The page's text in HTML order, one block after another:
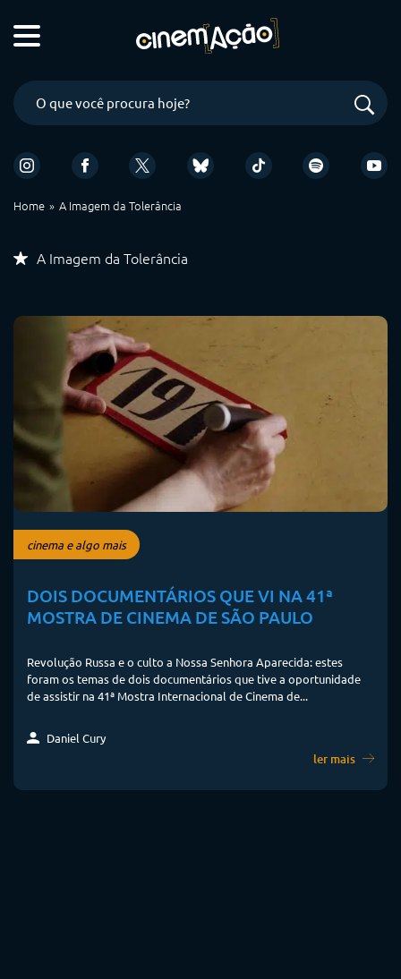
Home A Imagem da Tolerância
A Imagem da Tolerância
cinema e algo mais
DOIS DOCUMENTÁRIOS QUE VI NA 41ª
MOSTRA DE CINEMA DE SÃO PAULO
Revolução Russa e o culto a Nossa Senhora Aparecida: estes
foram os temas de dois documentários que tive a oportunidade
de assistir na 41ª Mostra Internacional de Cinema de...
Daniel Cury
ler mais